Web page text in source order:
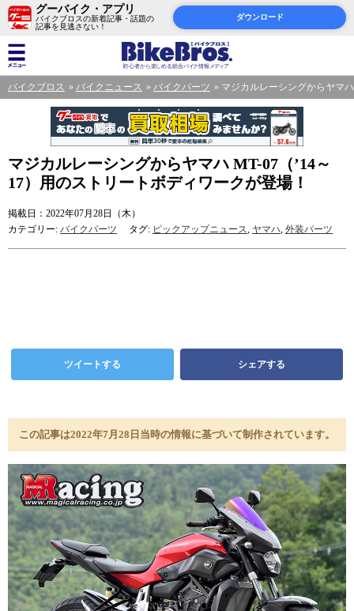
グーバイク・アプリ
バイクブロスの新着記事・話題の
記事を見逃さない！
ダウンロード
バイクブロス バイクニュース バイクパーツ マジカルレーシングからヤマ
マジカルレーシングからヤマハ MT-07（’14～
17）用のストリートボディワークが登場！
掲載日：2022年07月28日（木）
カテゴリー: バイクパーツ タグ: ピックアップニュース, ヤマハ, 外装パーツ
ツイートする シェアする
この記事は2022年7月28日当時の情報に基づいて制作されています。